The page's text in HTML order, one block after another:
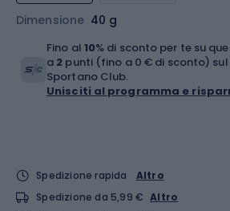
Dimensione 40 g
Fino al 10% di sconto per te su
a 2 punti (fino a 0 € di sconto)
Sportano Club.
Unisciti al programma e
Spedizione rapida
Altro
Spedizione da 5,99 € Altro